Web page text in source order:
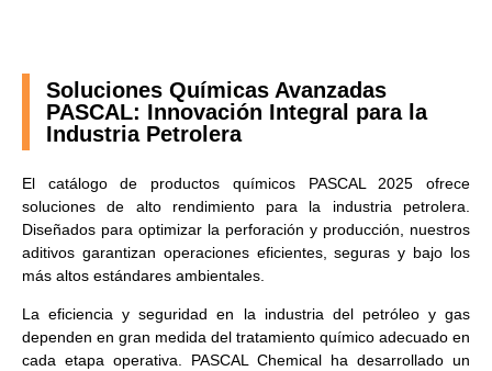
Soluciones Químicas Avanzadas
PASCAL: Innovación Integral para la
Industria Petrolera
El catálogo de productos químicos PASCAL 2025 ofrece
soluciones de alto rendimiento para la industria petrolera.
Diseñados para optimizar la perforación y producción, nuestros
aditivos garantizan operaciones eficientes, seguras y bajo los
más altos estándares ambientales.
La eficiencia y seguridad en la industria del petróleo y gas
dependen en gran medida del tratamiento químico adecuado en
cada etapa operativa. PASCAL Chemical ha desarrollado un